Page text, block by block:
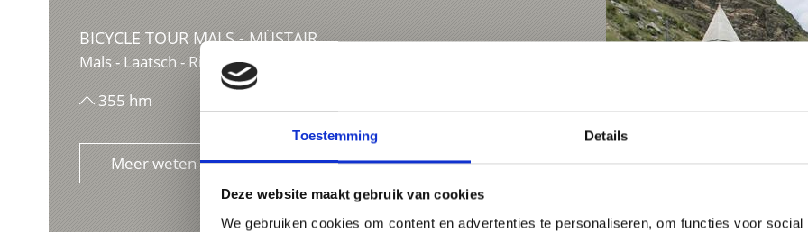
Toestemming Details
Deze website maakt gebruik van cookies
We gebruiken cookies om content en advertenties te personaliseren, om functies voor social
BICYCLE TOUR MALS - MÜSTAIR
Mals - Laatsch - Rifair - Taufers - Müstair
355 hm
Meer weten